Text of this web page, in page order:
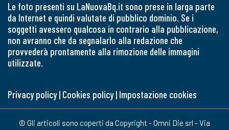
Le foto presenti su LaNuovaBq.it sono prese in larga parte
da Internet e quindi valutate di pubblico dominio. Se i
soggetti avessero qualcosa in contrario alla pubblicazione,
non avranno che da segnalarlo alla redazione che
provvederà prontamente alla rimozione delle immagini
utilizzate.
Privacy policy| Cookies policy| Impostazione cookies
© Gli articoli sono coperti da Copyright - Omni Die srl - Via